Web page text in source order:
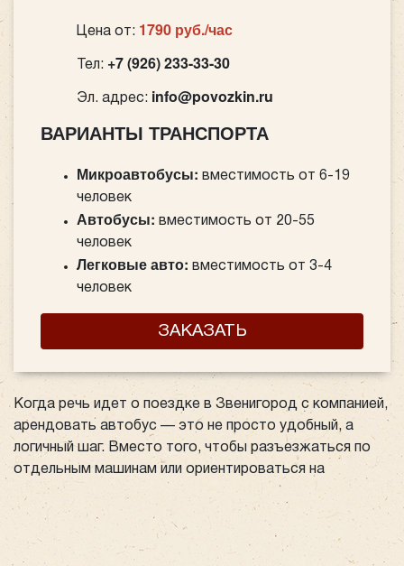
Цена от: 1790 руб./час
Тел: +7 (926) 233-33-30
Эл. адрес: info@povozkin.ru
ВАРИАНТЫ ТРАНСПОРТА
Микроавтобусы: вместимость от 6-19
человек
Автобусы: вместимость от 20-55
человек
Легковые авто: вместимость от 3-4
человек
ЗАКАЗАТЬ
Когда речь идет о поездке в Звенигород с компанией,
арендовать автобус — это не просто удобный, а
логичный шаг. Вместо того, чтобы разъезжаться по
отдельным машинам или ориентироваться на
общественный транспорт, аренда автобуса решает
сразу несколько проблем. Простор и комфорт в
дороге обеспечат всем участникам поездки отличные
условия для отдыха или общения. Автобусы